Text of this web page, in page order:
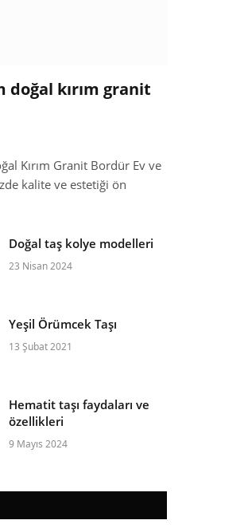
doğal kırım granit
Kırım Granit Bordür Ev ve
kalite ve estetiği ön
Doğal taş kolye modelleri
23 Nisan 2024
Yeşil Örümcek Taşı
13 Şubat 2021
Hematit taşı faydaları ve
özellikleri
9 Mayıs 2024